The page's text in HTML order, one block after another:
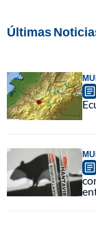
Últimas